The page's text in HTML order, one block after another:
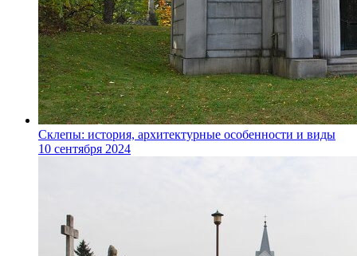
Склепы: история, архитектурные особенности и виды
10 сентября 2024